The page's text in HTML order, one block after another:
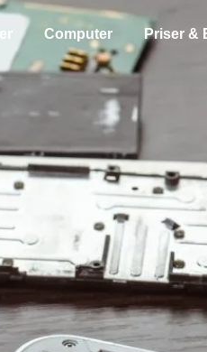
Computer Priser &